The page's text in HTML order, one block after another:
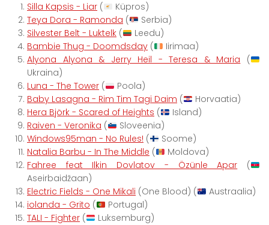
Silla Kapsis - Liar (
Küpros)
Teya Dora - Ramonda (
Serbia)
Silvester Belt - Luktelk (
Leedu)
Bambie Thug - Doomdsday (
Iirimaa)
Alyona Alyona & Jerry Heil - Teresa & Maria (
Ukraina)
Luna - The Tower (
Poola)
Baby Lasagna - Rim Tim Tagi Daim (
Horvaatia)
Hera Björk - Scared of Heights (
Island)
Raiven - Veronika (
Sloveenia)
Windows95man - No Rules! (
Soome)
Natalia Barbu - In The Middle (
Moldova)
Fahree feat Ilkin Dovlatov - Özünle Apar (
Aseirbaidžaan)
Electric Fields - One Mikali (One Blood) (
Austraalia)
iolanda - Grito (
Portugal)
TALI - Fighter (
Luksemburg)